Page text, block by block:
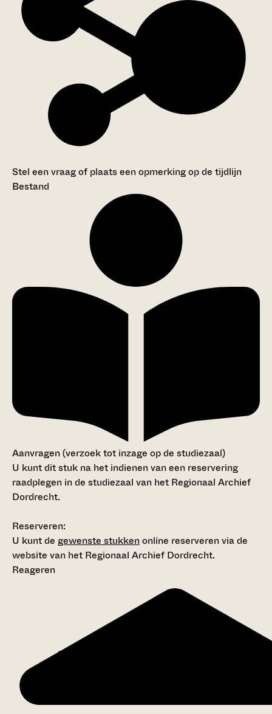
Stel een vraag of plaats een opmerking op de tijdlijn
Bestand
Aanvragen (verzoek tot inzage op de studiezaal)
U kunt dit stuk na het indienen van een reservering
raadplegen in de studiezaal van het Regionaal Archief
Dordrecht.
Reserveren:
U kunt de gewenste stukkenonline reserveren via de
website van het Regionaal Archief Dordrecht.
Reageren